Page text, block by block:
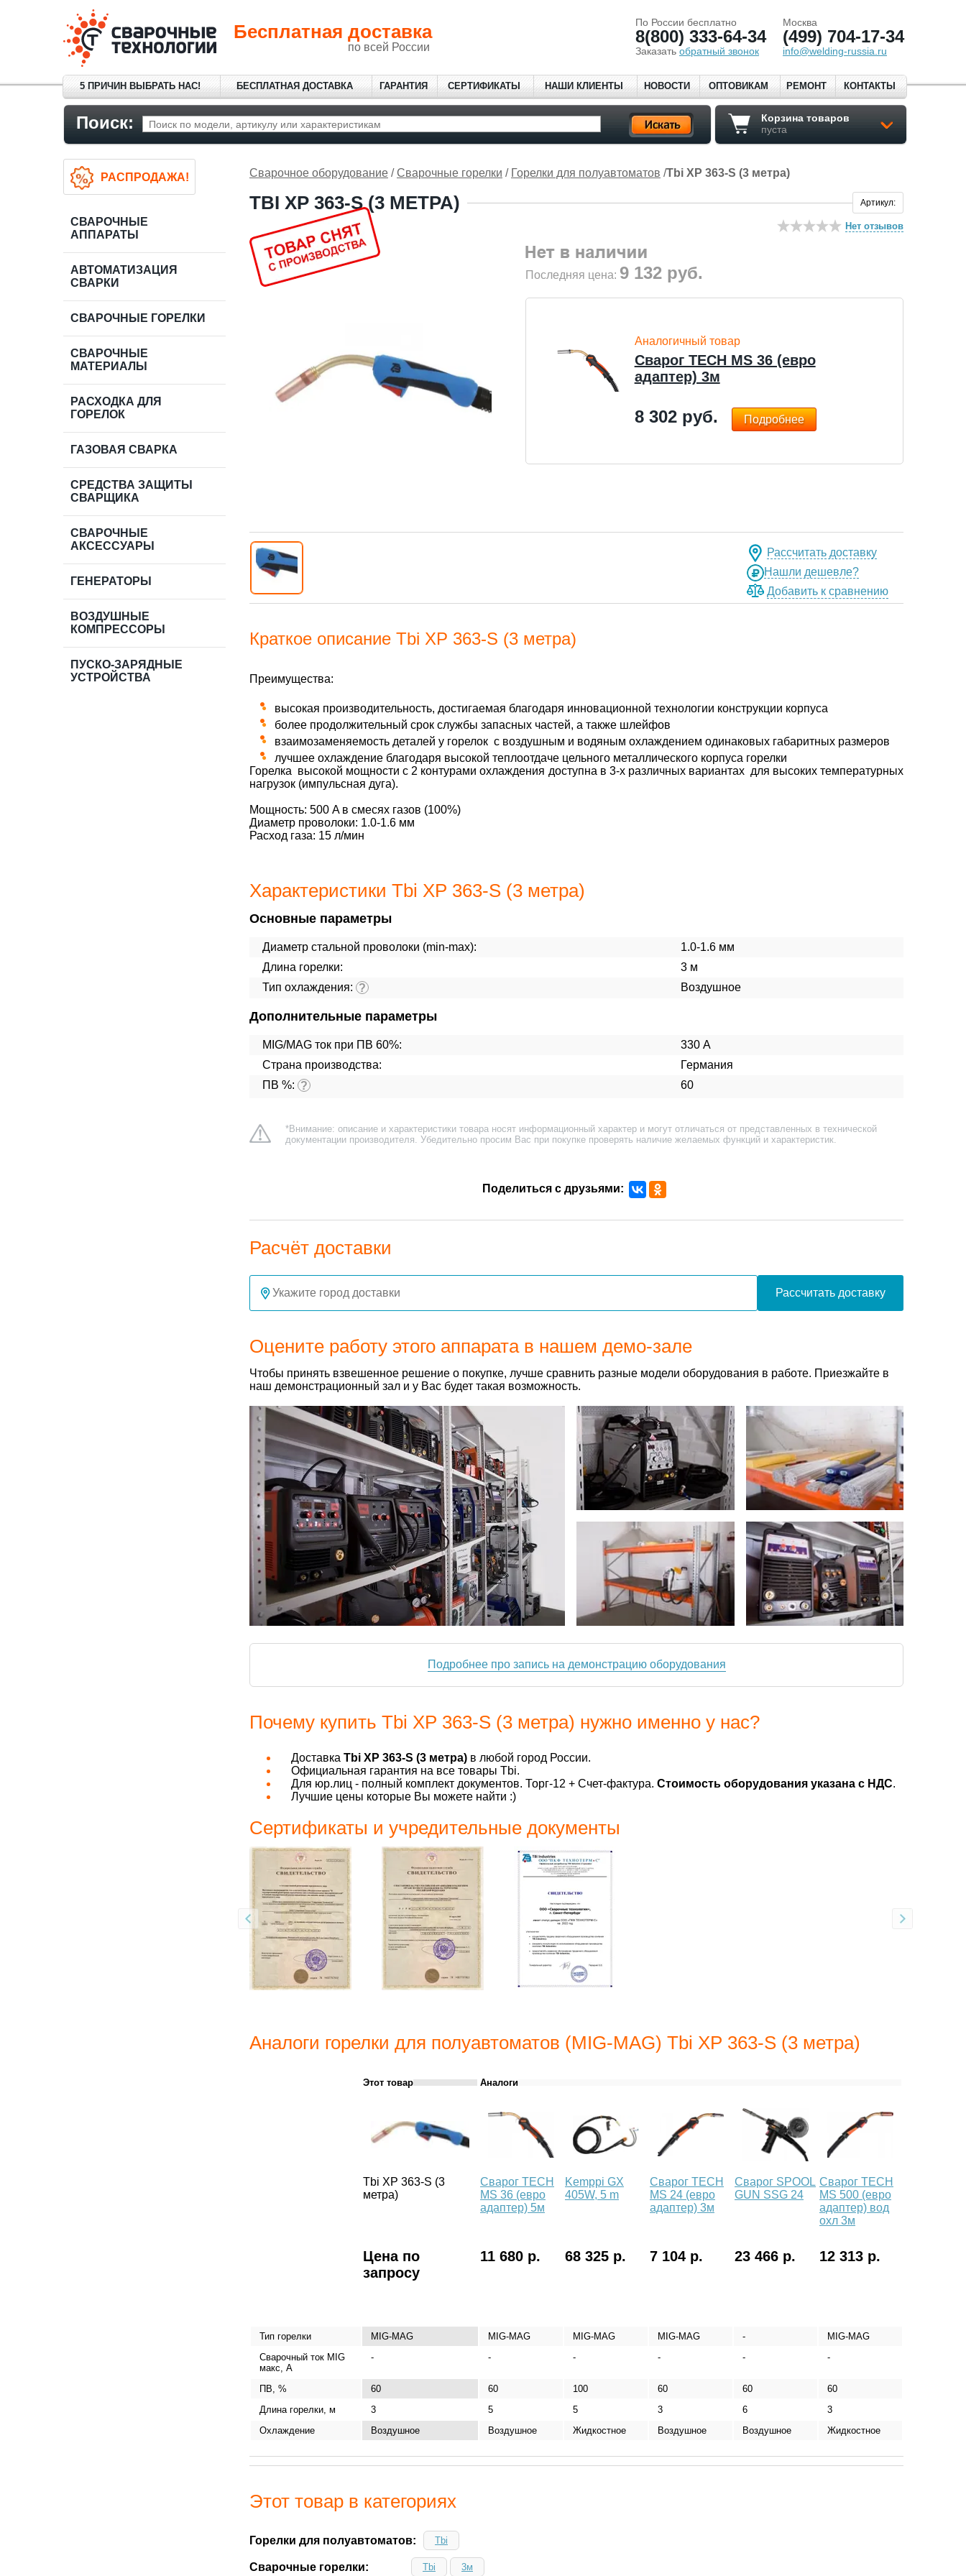
Бесплатная доставка
по всей России
По России бесплатно
8(800) 333-64-34
Заказать обратный звонок
Москва
(499) 704-17-34
info@welding-russia.ru
5 ПРИЧИН ВЫБРАТЬ НАС! БЕСПЛАТНАЯ ДОСТАВКА ГАРАНТИЯ СЕРТИФИКАТЫ НАШИ КЛИЕНТЫ НОВОСТИ ОПТОВИКАМ РЕМОНТ КОНТАКТЫ
Поиск:
Корзина товаров
пуста
Сварочное оборудование / Сварочные горелки / Горелки для полуавтоматов /Tbi XP 363-S (3 метра)
TBI XP 363-S (3 МЕТРА)
Нет отзывов
Артикул:
Последняя цена: 9 132 руб.
Аналогичный товар
Сварог TECH MS 36 (евро
адаптер) 3м
8 302руб. Подробнее
Рассчитать доставку
Нашли дешевле?
Добавить к сравнению
Краткое описание Tbi XP 363-S (3 метра)
Преимущества:
высокая производительность, достигаемая благодаря инновационной технологии конструкции корпуса
более продолжительный срок службы запасных частей, а также шлейфов
взаимозаменяемость деталей у горелок с воздушным и водяным охлаждением одинаковых габаритных размеров
лучшее охлаждение благодаря высокой теплоотдаче цельного металлического корпуса горелки
Горелка высокой мощности с 2 контурами охлаждения доступна в 3-х различных вариантах для высоких температурных
нагрузок (импульсная дуга).
Мощность: 500 A в смесях газов (100%)
Диаметр проволоки: 1.0-1.6 мм
Расход газа: 15 л/мин
Характеристики Tbi XP 363-S (3 метра)
Основные параметры
Диаметр стальной проволоки (min-max):
1.0-1.6 мм
Длина горелки:
3 м
Тип охлаждения: ? Воздушное
Дополнительные параметры
MIG/MAG ток при ПВ 60%:
330 А
Страна производства:
Германия
ПВ %: ? 60
*Внимание: описание и характеристики товара носят информационный характер и могут отличаться от представленных в технической
документации производителя. Убедительно просим Вас при покупке проверять наличие желаемых функций и характеристик.
Поделиться с друзьями:
Расчёт доставки
Рассчитать доставку
Оцените работу этого аппарата в нашем демо-зале
Чтобы принять взвешенное решение о покупке, лучше сравнить разные модели оборудования в работе. Приезжайте в
наш демонстрационный зал и у Вас будет такая возможность.
Подробнее про запись на демонстрацию оборудования
Почему купить Tbi XP 363-S (3 метра) нужно именно у нас?
Доставка Tbi XP 363-S (3 метра) в любой город России.
Официальная гарантия на все товары Tbi.
Для юр.лиц - полный комплект документов. Торг-12 + Счет-фактура. Стоимость оборудования указана с НДС.
Лучшие цены которые Вы можете найти :)
Сертификаты и учредительные документы
Аналоги горелки для полуавтоматов (MIG-MAG) Tbi XP 363-S (3 метра)
Этот товар Аналоги
Tbi XP 363-S (3
метра)
Сварог TECH
MS 36 (евро
адаптер) 5м
Kemppi GX
405W, 5 m
Сварог TECH
MS 24 (евро
адаптер) 3м
Сварог SPOOL
GUN SSG 24
Сварог TECH
MS 500 (евро
адаптер) вод
охл 3м
Цена по
запросу
11 680 р. 68 325 р. 7 104 р. 23 466 р. 12 313 р.
Тип горелки MIG-MAG MIG-MAG MIG-MAG MIG-MAG -
MIG-MAG
Сварочный ток MIG
макс, А
- - - - - -
ПВ, % 60 60 100 60 60
60
Длина горелки, м
3 5 5 3 6
3
Охлаждение
Воздушное Воздушное Жидкостное Воздушное Воздушное Жидкостное
Этот товар в категориях
Горелки для полуавтоматов: Tbi
Сварочные горелки: Tbi 3м
РАСПРОДАЖА!
СВАРОЧНЫЕ
АППАРАТЫ
АВТОМАТИЗАЦИЯ
СВАРКИ
СВАРОЧНЫЕ ГОРЕЛКИ
СВАРОЧНЫЕ
МАТЕРИАЛЫ
РАСХОДКА ДЛЯ
ГОРЕЛОК
ГАЗОВАЯ СВАРКА
СРЕДСТВА ЗАЩИТЫ
СВАРЩИКА
СВАРОЧНЫЕ
АКСЕССУАРЫ
ГЕНЕРАТОРЫ
ВОЗДУШНЫЕ
КОМПРЕССОРЫ
ПУСКО-ЗАРЯДНЫЕ
УСТРОЙСТВА